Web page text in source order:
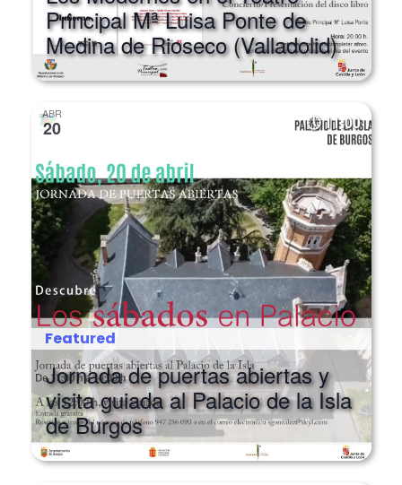
Principal Mª Luisa Ponte de
Medina de Rioseco (Valladolid)
ABR
20 11:00
Featured
Jornada de puertas abiertas y
visita guiada al Palacio de la Isla
de Burgos